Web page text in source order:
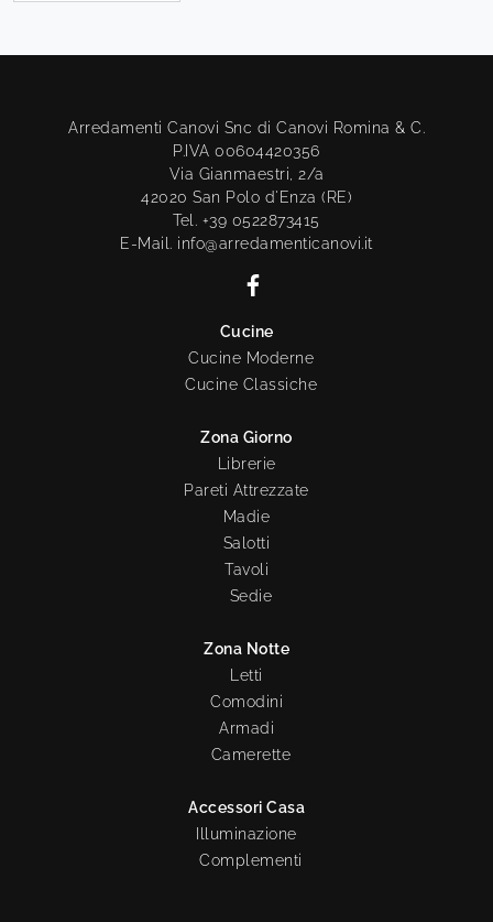
Arredamenti Canovi Snc di Canovi Romina & C.
P.IVA 00604420356
Via Gianmaestri, 2/a
42020 San Polo d'Enza (RE)
Tel. +39 0522873415
E-Mail. info@arredamenticanovi.it
Cucine
Cucine Moderne
Cucine Classiche
Zona Giorno
Librerie
Pareti Attrezzate
Madie
Salotti
Tavoli
Sedie
Zona Notte
Letti
Comodini
Armadi
Camerette
Accessori Casa
Illuminazione
Complementi